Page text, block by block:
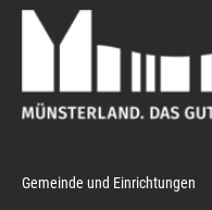
Gemeinde und Einrichtungen